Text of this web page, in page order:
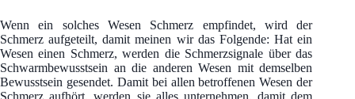
Wenn ein solches Wesen Schmerz empfindet, wird der
Schmerz aufgeteilt, damit meinen wir das Folgende: Hat ein
Wesen einen Schmerz, werden die Schmerzsignale über das
Schwarmbewusstsein an die anderen Wesen mit demselben
Bewusstsein gesendet. Damit bei allen betroffenen Wesen der